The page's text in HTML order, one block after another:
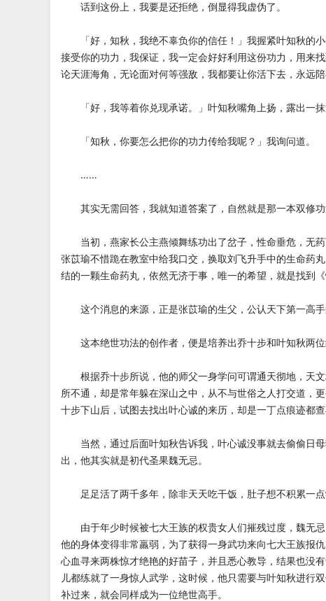
话到这份上，我要是还拒绝，倒显得我虚伪了。
「好，知秋，我绝不辜负你的信任！」我握紧叶知秋的小
接受你的功力，我保证，我一定会好好利用这份功力，用来
论天涯海角，无论面对何等强敌，我都要让你活下去，永远陪
「好，我等着你兑现承诺。」叶知秋嘴角上扬，露出一抹
「知秋，你要怎么把你的功力传给我呢？」我询问道。
……
其实无需回答，我就知道答案了，自然就是那一本双修
当初，燕家长公主燕倾舞练功出了岔子，性命垂危，无药
张苡瑜不惜跪在教室中给我口交，换取刘飞升手中的生命药
结的一颗生命药丸，依然无济于事，唯一的希望，就是找到《
这个消息的来源，正是张苡瑜的生父，公认天下第一高手
这本绝世功法的创作者，便是培养出乔十步和叶知秋两位
根据乔十步所说，他的师父一身学问可谓通天彻地，天文
所不通，却是常年躲在深山之中，从不与世俗之人打交道，
十步下山后，试图去找出叶心诚的来历，却是一丁点痕迹都查
当然，通过后面叶知秋告诉我，叶心诚没事就去偷偷日母
出，他其实就是初代圣果魏无忌。
足足活了两千多年，除非天天吃干饭，肚子想不积累一点
由于年少时候被七大王族的权贵女人们摧残过度，魏无忌
他的身体变得非常羸弱，为了获得一身武功来向七大王族报
心血寻来两株惊才绝艳的好苗子，并且悉心教导，结果也没
儿都练就了一身惊人武学，这时候，他只需要与叶知秋进行
补过来，就会同样成为一位绝世高手。